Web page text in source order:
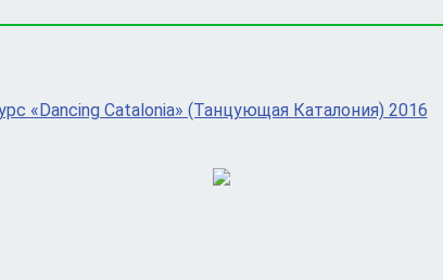
«Dancing Catalonia» (Танцующая Каталония) 2016